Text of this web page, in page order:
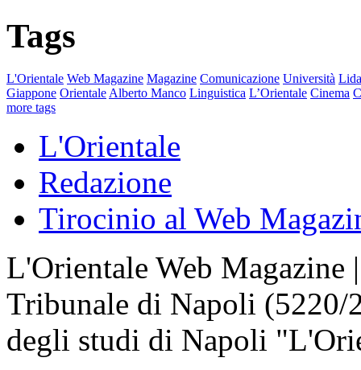
Tags
L'Orientale Web Magazine Magazine Comunicazione Università
Giappone Orientale Alberto Manco Linguistica L’Orientale Cinema
more tags
L'Orientale
Redazione
Tirocinio al Web
L'Orientale Web Magazine
Tribunale di Napoli
degli studi di Napoli